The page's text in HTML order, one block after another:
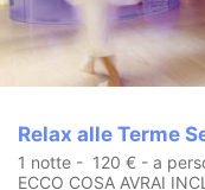
Relax alle Terme
1 notte - 120 € - a
ECCO COSA AVRAI